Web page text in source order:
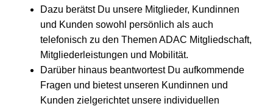
Dazu berätst Du unsere Mitglieder, Kundinnen
und Kunden sowohl persönlich als auch
telefonisch zu den Themen ADAC Mitgliedschaft,
Mitgliederleistungen und Mobilität.
Darüber hinaus beantwortest Du aufkommende
Fragen und bietest unseren Kundinnen und
Kunden zielgerichtet unsere individuellen